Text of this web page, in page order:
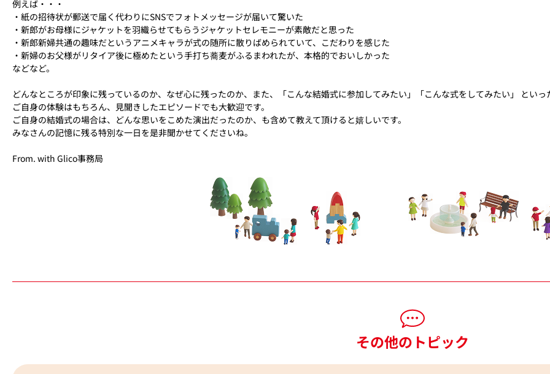
例えば・・・
・紙の招待状が郵送で届く代わりにSNSでフォトメッセージが届いて驚いた
・新郎がお母様にジャケットを羽織らせてもらうジャケットセレモニーが素敵だと思った
・新郎新婦共通の趣味だというアニメキャラが式の随所に散りばめられていて、こだわりを感じた
・新婦のお父様がリタイア後に極めたという手打ち蕎麦がふるまわれたが、本格的でおいしかった
などなど。
どんなところが印象に残っているのか、なぜ心に残ったのか、また、「こんな結婚式に参加してみたい」「こんな式をしてみたい」 といっ
ご自身の体験はもちろん、見聞きしたエピソードでも大歓迎です。
ご自身の結婚式の場合は、どんな思いをこめた演出だったのか、も含めて教えて頂けると嬉しいです。
みなさんの記憶に残る特別な一日を是非聞かせてくださいね。
From. with Glico事務局
その他のトピック